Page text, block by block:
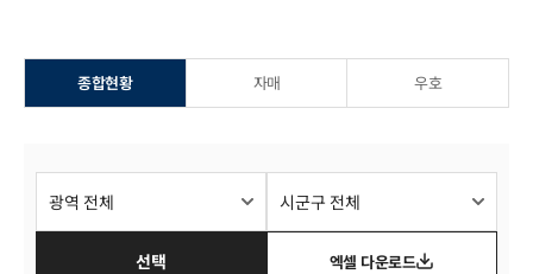
국제기구회의
종합현황 자매 우호
선택 엑셀 다운로드